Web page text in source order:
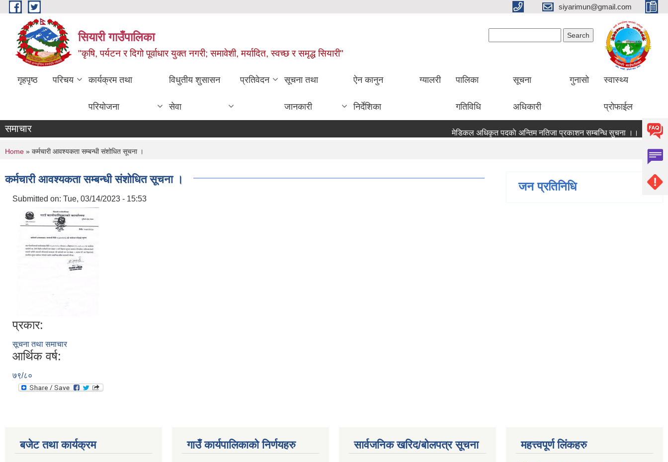
Skip to main content siyarimun@gmail.com
सियारी गाउँपालिका
"कृषि, पर्यटन र दिगो पूर्वाधार युक्त नगरी; समावेशी, मर्यादित, स्वच्छ र समृद्ध सियारी"
गृहपृष्ठ परिचय कार्यक्रम तथा
परियोजना
विधुतीय शुसासन
सेवा
प्रतिवेदन सूचना तथा
जानकारी
ऐन कानुन
निर्देशिका
ग्यालरी पालिका
गतिविधि
सूचना
अधिकारी
गुनासो स्वास्थ्य
प्रोफाईल
समाचार मेडिकल अधिकृत पदकाे अन्तिम नतिजा प्रकाशन सम्बन्धि सुचना ।। मेडिकल
You are here
Home » कर्मचारी आवश्यकता सम्बन्धी संशोधित सूचना ।
कर्मचारी आवश्यकता सम्बन्धी संशोधित सूचना ।
Submitted on: Tue, 03/14/2023 - 15:53
प्रकार:
सूचना तथा समाचार
आर्थिक वर्ष:
७९/८०
जन प्रतिनिधि
बजेट तथा कार्यक्रम गाउँ कार्यपालिकाको निर्णयहरु सार्वजनिक खरिद/बोलपत्र सूचना महत्त्वपूर्ण लिंकहरु